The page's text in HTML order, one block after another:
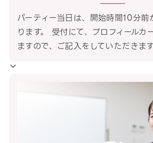
パーティー当日は、開始時間10分前
ります。 受付にて、プロフィールカ
ますので、ご記入をしていただきます